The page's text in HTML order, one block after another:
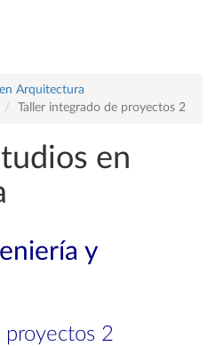
Arquitectura
Taller integrado de proyectos 2
en
y
proyectos 2